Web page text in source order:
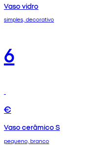
Vaso vidro
simples, decorativo
6
€
Vaso cerâmico S
pequeno, branco